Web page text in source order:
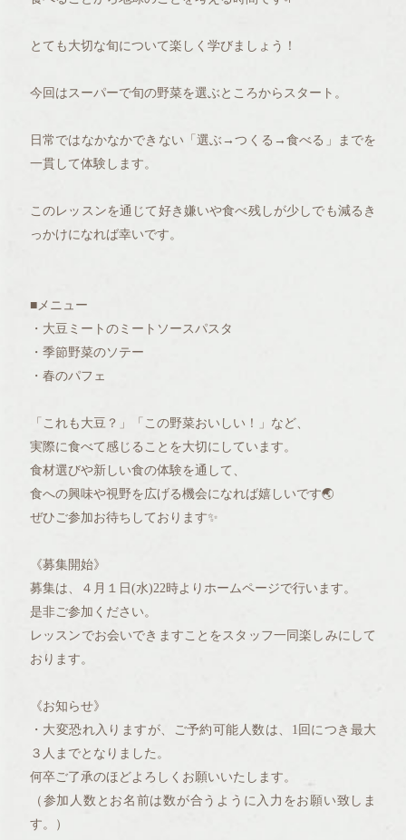
とても大切な旬について楽しく学びましょう！
今回はスーパーで旬の野菜を選ぶところからスタート。
日常ではなかなかできない「選ぶ→つくる→食べる」までを
一貫して体験します。
このレッスンを通じて好き嫌いや食べ残しが少しでも減るき
っかけになれば幸いです。
■メニュー
・大豆ミートのミートソースパスタ
・季節野菜のソテー
・春のパフェ
「これも大豆？」「この野菜おいしい！」など、
実際に食べて感じることを大切にしています。
食材選びや新しい食の体験を通して、
食への興味や視野を広げる機会になれば嬉しいです🌏
ぜひご参加お待ちしております✨
《募集開始》
募集は、４月１日(水)22時よりホームページで行います。
是非ご参加ください。
レッスンでお会いできますことをスタッフ一同楽しみにして
おります。
《お知らせ》
・大変恐れ入りますが、ご予約可能人数は、1回につき最大
３人までとなりました。
何卒ご了承のほどよろしくお願いいたします。
（参加人数とお名前は数が合うように入力をお願い致しま
す。）